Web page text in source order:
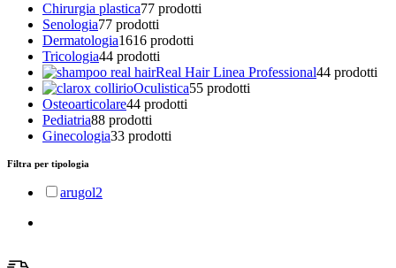
Chirurgia plastica77 prodotti
Senologia77 prodotti
Dermatologia1616 prodotti
Tricologia44 prodotti
Real Hair Linea Professional44 prodotti
Oculistica55 prodotti
Osteoarticolare44 prodotti
Pediatria88 prodotti
Ginecologia33 prodotti
Filtra per tipologia
arugol2